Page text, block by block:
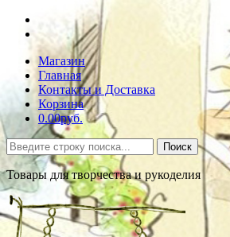
Магазин
Главная
Контакты и Доставка
Корзина
0.00руб.
Поиск
Товары для творчества и рукоделия